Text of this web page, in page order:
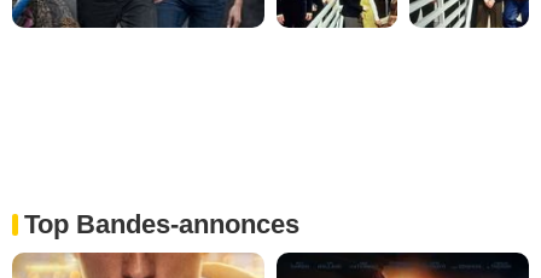
Top Bandes-annonces